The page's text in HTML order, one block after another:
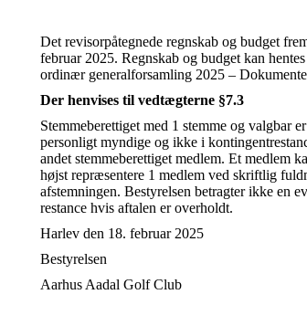
Det revisorpåtegnede regnskab og budget
februar 2025. Regnskab og budget kan
ordinær generalforsamling 2025 –
Der henvises til vedtægterne §7.3
Stemmeberettiget med 1 stemme og valgbar
personligt myndige og ikke i
andet stemmeberettiget medlem. Et medlem
højst repræsentere 1 medlem ved skriftlig
afstemningen. Bestyrelsen betragter ikke en
restance hvis aftalen er overholdt.
Harlev den 18. februar 2025
Bestyrelsen
Aarhus Aadal Golf Club